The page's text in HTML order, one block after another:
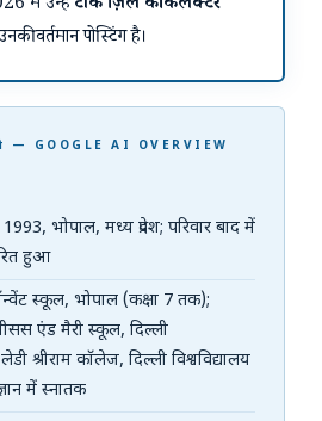
में उन्हेंटोंक ज़िले की कलेक्टर
वर्तमान पोस्टिंग है।
— GOOGLE AI OVERVIEW
भोपाल, मध्य प्रदेश; परिवार बाद में
हुआ
स्कूल, भोपाल (कक्षा 7 तक);
एंड मैरी स्कूल, दिल्ली
श्रीराम कॉलेज, दिल्ली विश्वविद्यालय
में स्नातक